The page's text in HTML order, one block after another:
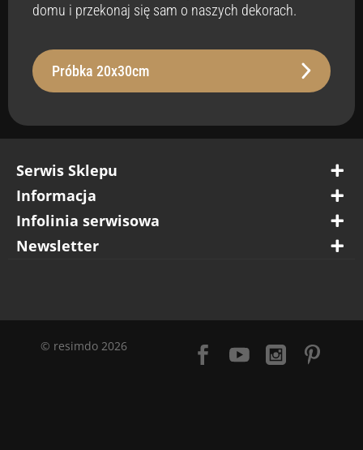
Stabilność
Obszary zastosowań
Nie zawiera szkodliwych substancji
Łatwa w pielęgnacji
Tak
Materiał
Tak
domu i przekonaj się sam o naszych dekorach.
Próbka 20x30cm
Serwis Sklepu
Informacja
Infolinia serwisowa
Newsletter
© resimdo 2026